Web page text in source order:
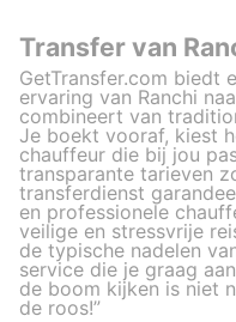
Transfer van
GetTransfer.com biedt
ervaring van Ranchi
combineert van
Je boekt vooraf, kiest
chauffeur die bij jou
transparante tarieven
transferdienst
en professionele
veilige en stressvrije
de typische nadelen
service die je graag
de boom kijken is niet
de roos!”